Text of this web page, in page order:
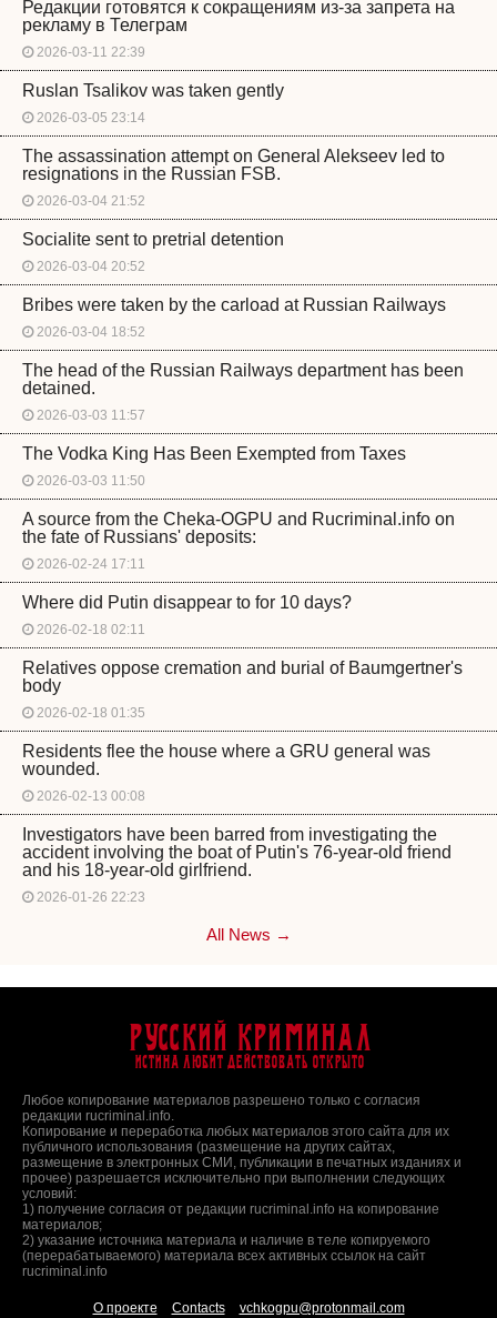
Редакции готовятся к сокращениям из-за запрета на
рекламу в Телеграм
2026-03-11 22:39
Ruslan Tsalikov was taken gently
2026-03-05 23:14
The assassination attempt on General Alekseev led to
resignations in the Russian FSB.
2026-03-04 21:52
Socialite sent to pretrial detention
2026-03-04 20:52
Bribes were taken by the carload at Russian Railways
2026-03-04 18:52
The head of the Russian Railways department has been
detained.
2026-03-03 11:57
The Vodka King Has Been Exempted from Taxes
2026-03-03 11:50
A source from the Cheka-OGPU and Rucriminal.info on
the fate of Russians' deposits:
2026-02-24 17:11
Where did Putin disappear to for 10 days?
2026-02-18 02:11
Relatives oppose cremation and burial of Baumgertner's
body
2026-02-18 01:35
Residents flee the house where a GRU general was
wounded.
2026-02-13 00:08
Investigators have been barred from investigating the
accident involving the boat of Putin's 76-year-old friend
and his 18-year-old girlfriend.
2026-01-26 22:23
All News →
Русский Криминал
Истина любит действовать открыто
Любое копирование материалов разрешено только с согласия
редакции rucriminal.info.
Копирование и переработка любых материалов этого сайта для их
публичного использования (размещение на других сайтах,
размещение в электронных СМИ, публикации в печатных изданиях и
прочее) разрешается исключительно при выполнении следующих
условий:
1) получение согласия от редакции rucriminal.info на копирование
материалов;
2) указание источника материала и наличие в теле копируемого
(перерабатываемого) материала всех активных ссылок на сайт
rucriminal.info
О проекте Contacts vchkogpu@protonmail.com